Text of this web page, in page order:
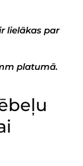
lielākas par
platumā.